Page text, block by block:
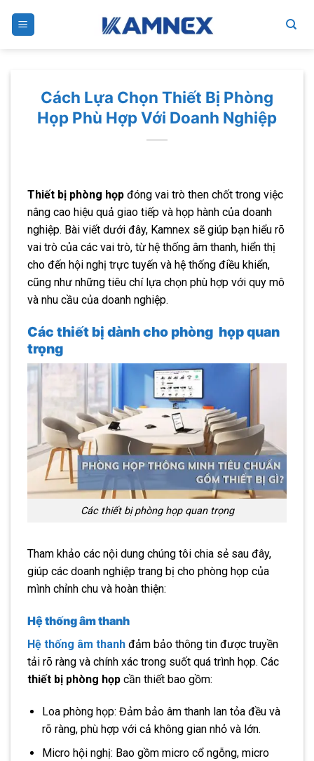
Cách Lựa Chọn Thiết Bị Phòng
Họp Phù Hợp Với Doanh Nghiệp
Thiết bị phòng họp đóng vai trò then chốt trong việc
nâng cao hiệu quả giao tiếp và họp hành của doanh
nghiệp. Bài viết dưới đây, Kamnex sẽ giúp bạn hiểu rõ
vai trò của các vai trò, từ hệ thống âm thanh, hiển thị
cho đến hội nghị trực tuyến và hệ thống điều khiển,
cũng như những tiêu chí lựa chọn phù hợp với quy mô
và nhu cầu của doanh nghiệp.
Các thiết bị dành cho phòng họp quan
trọng
Các thiết bị phòng họp quan trọng
Tham khảo các nội dung chúng tôi chia sẻ sau đây,
giúp các doanh nghiệp trang bị cho phòng họp của
mình chỉnh chu và hoàn thiện:
Hệ thống âm thanh
Hệ thống âm thanh đảm bảo thông tin được truyền
tải rõ ràng và chính xác trong suốt quá trình họp. Các
thiết bị phòng họp cần thiết bao gồm:
Loa phòng họp: Đảm bảo âm thanh lan tỏa đều và
rõ ràng, phù hợp với cả không gian nhỏ và lớn.
Micro hội nghị: Bao gồm micro cổ ngỗng, micro